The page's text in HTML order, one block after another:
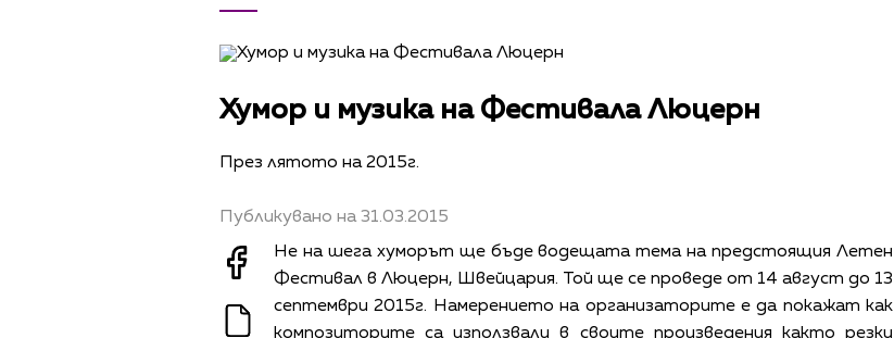
Хумор и музика на Фестивала Люцерн
През лятото на 2015г.
Публикувано на 31.03.2015
Не на шега хуморът ще бъде водещата тема на предстоящия Летен
Фестивал в Люцерн, Швейцария. Той ще се проведе от 14 август до 13
септември 2015г. Намерението на организаторите е да покажат как
композиторите са използвали в своите произведения както резки